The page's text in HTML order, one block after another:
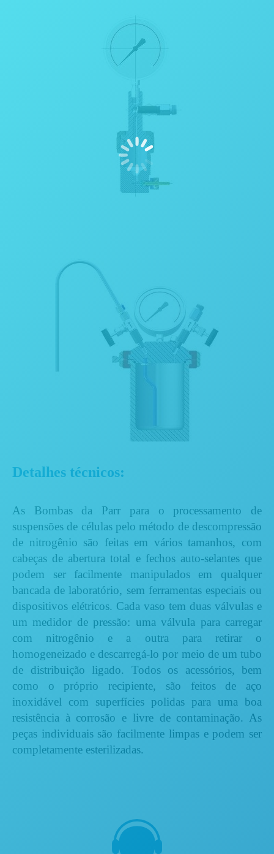
Detalhes técnicos:
As Bombas da Parr para o processamento de
suspensões de células pelo método de descompressão
de nitrogênio são feitas em vários tamanhos, com
cabeças de abertura total e fechos auto-selantes que
podem ser facilmente manipulados em qualquer
bancada de laboratório, sem ferramentas especiais ou
dispositivos elétricos. Cada vaso tem duas válvulas e
um medidor de pressão: uma válvula para carregar
com nitrogênio e a outra para retirar o
homogeneizado e descarregá-lo por meio de um tubo
de distribuição ligado.
Todos os acessórios, bem
como o próprio recipiente, são feitos de aço
inoxidável com superfícies polidas para uma boa
resistência à corrosão e livre de contaminação.
As
peças individuais são facilmente limpas e podem ser
completamente esterilizadas.